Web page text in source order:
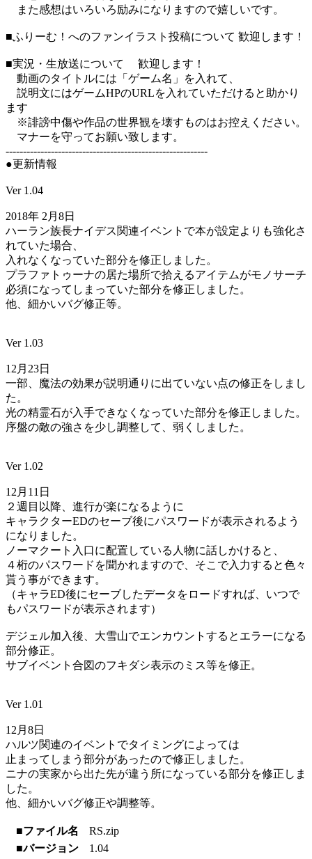
また感想はいろいろ励みになりますので嬉しいです。
■ふりーむ！へのファンイラスト投稿について 歓迎します！
■実況・生放送について 歓迎します！
動画のタイトルには「ゲーム名」を入れて、
説明文にはゲームHPのURLを入れていただけると助かり
ます
※誹謗中傷や作品の世界観を壊すものはお控えください。
マナーを守ってお願い致します。
----------------------------------------------------------
●更新情報
Ver 1.04
2018年 2月8日
ハーラン族長ナイデス関連イベントで本が設定よりも強化さ
れていた場合、
入れなくなっていた部分を修正しました。
プラファトゥーナの居た場所で拾えるアイテムがモノサーチ
必須になってしまっていた部分を修正しました。
他、細かいバグ修正等。
Ver 1.03
12月23日
一部、魔法の効果が説明通りに出ていない点の修正をしまし
た。
光の精霊石が入手できなくなっていた部分を修正しました。
序盤の敵の強さを少し調整して、弱くしました。
Ver 1.02
12月11日
２週目以降、進行が楽になるように
キャラクターEDのセーブ後にパスワードが表示されるよう
になりました。
ノーマクート入口に配置している人物に話しかけると、
４桁のパスワードを聞かれますので、そこで入力すると色々
貰う事ができます。
（キャラED後にセーブしたデータをロードすれば、いつで
もパスワードが表示されます）
デジェル加入後、大雪山でエンカウントするとエラーになる
部分修正。
サブイベント合図のフキダシ表示のミス等を修正。
Ver 1.01
12月8日
ハルツ関連のイベントでタイミングによっては
止まってしまう部分があったので修正しました。
ニナの実家から出た先が違う所になっている部分を修正しま
した。
他、細かいバグ修正や調整等。
■ファイル名
RS.zip
■バージョン
1.04